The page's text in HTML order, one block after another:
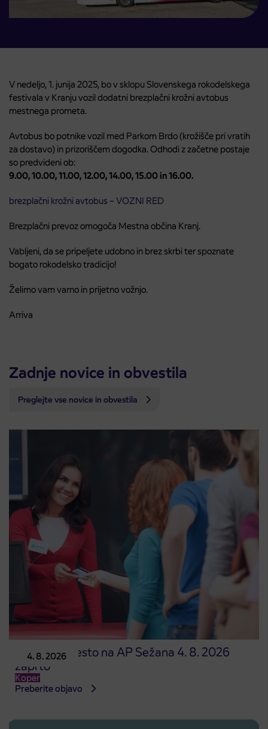
V nedeljo, 1. junija 2025, bo v sklopu Slovenskega rokodelskega
festivala v Kranju vozil dodatni brezplačni krožni avtobus
mestnega prometa.
Avtobus bo potnike vozil med Parkom Brdo (krožišče pri vratih
za dostavo) in prizoriščem dogodka. Odhodi z začetne postaje
so predvideni ob:
9.00, 10.00, 11.00, 12.00, 14.00, 15.00 in 16.00.
brezplačni krožni avtobus – VOZNI RED
Brezplačni prevoz omogoča Mestna občina Kranj.
Vabljeni, da se pripeljete udobno in brez skrbi ter spoznate
bogato rokodelsko tradicijo!
Želimo vam varno in prijetno vožnjo.
Arriva
Zadnje novice in obvestila
Preglejte vse novice in obvestila
4. 8. 2026
Prodajno mesto na AP Sežana 4. 8. 2026
zaprto
Koper
Preberite objavo